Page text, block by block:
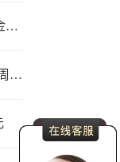
黄金交易提醒：霍尔木兹海峡现转机，金价小幅反弹，能否借就业数据再上新台阶？
黄金交易提醒：金价单日暴涨4%创近七周新高，加息预期降温叠加霍尔木兹“暂停信号”，牛市重启了？